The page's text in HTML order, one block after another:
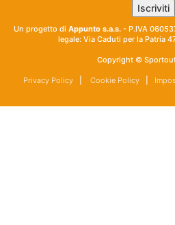
Un progetto di Appunto s.a.s. - P.IVA
legale: Via Caduti per la Patria
Copyright ©
Privacy Policy| Cookie Policy|